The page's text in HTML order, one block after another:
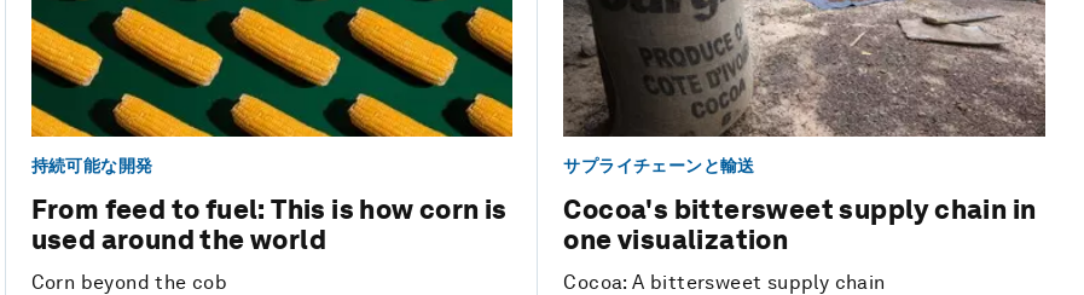
持続可能な開発
From feed to fuel: This is how corn is
used around the world
Corn beyond the cob
サプライチェーンと輸送
Cocoa's bittersweet supply chain in
one visualization
Cocoa: A bittersweet supply chain